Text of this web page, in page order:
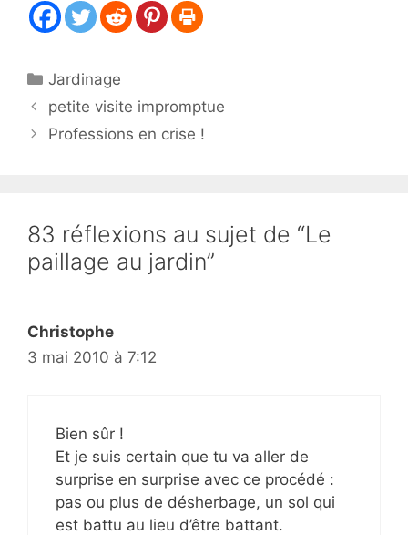
Catégories
Jardinage
petite visite impromptue
Professions en crise !
83 réflexions au sujet de “Le
paillage au jardin”
Christophe
3 mai 2010 à 7:12
Bien sûr !
Et je suis certain que tu va aller de
surprise en surprise avec ce procédé :
pas ou plus de désherbage, un sol qui
est battu au lieu d’être battant.